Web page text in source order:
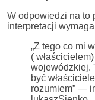
W odpowiedzi na to
interpretacji
„Z tego co mi
(
wojewódzkiej.
być
rozumiem” —